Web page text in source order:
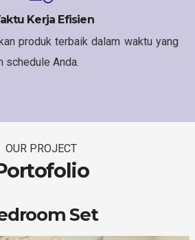
Kerja Efisien
produk terbaik dalam waktu yang
schedule Anda.
OUR PROJECT
Set